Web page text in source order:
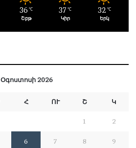
36 ℃
Շբթ
37 ℃
Կիր
32 ℃
Երկ
Օգոստոսի 2026
Հ ՈՒ Շ Կ
1 2
6 7 8 9